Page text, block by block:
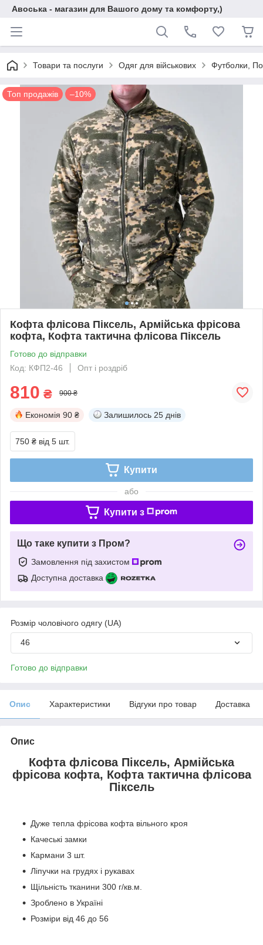
Авоська - магазин для Вашого дому та комфорту,)
Товари та послуги Одяг для військових Футболки,
Топ продажів –10%
Кофта флісова Піксель, Армійська фрісова
кофта, Кофта тактична флісова Піксель
Готово до відправки
Код: КФП2-46
Опт і роздріб
810 ₴ 900 ₴
Економія 90 ₴ Залишилось 25 днів
750 ₴ від 5 шт.
Купити
або
Купити з
Що таке купити з Пром?
Замовлення під захистом
Доступна доставка
Розмір чоловічого одягу (UA)
46
Готово до відправки
Опис Характеристики Відгуки про товар Доставка
Опис
Кофта флісова Піксель, Армійська
фрісова кофта, Кофта тактична флісова
Піксель
Дуже тепла фрісова кофта вільного кроя
Качеські замки
Кармани 3 шт.
Ліпучки на грудях і рукавах
Щільність тканини 300 г/кв.м.
Зроблено в Україні
Розміри від 46 до 56